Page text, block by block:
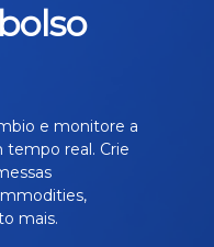
e monitore a
tempo real. Crie
mais.